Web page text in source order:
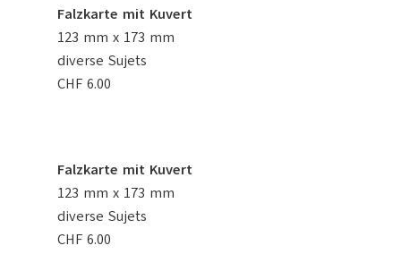
Falzkarte mit Kuvert
123 mm x 173 mm
diverse Sujets
CHF 6.00
Falzkarte mit Kuvert
123 mm x 173 mm
diverse Sujets
CHF 6.00